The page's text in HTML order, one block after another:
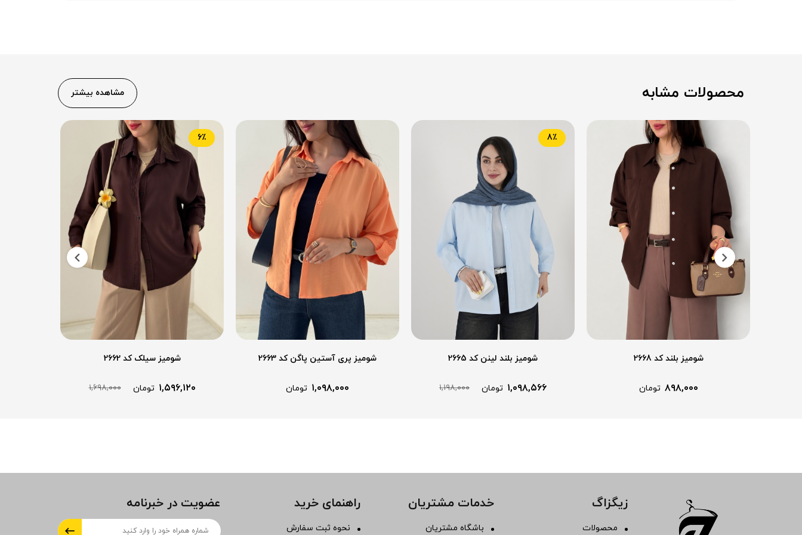
محصولات مشابه مشاهده بیشتر
شومیز بلند کد 2668
۸۹۸,۰۰۰ تومان
شومیز بلند لینن کد 2665
۱,۰۹۸,۵۶۶ تومان ۱,۱۹۸,۰۰۰
8٪
شومیز پری آستین پاگن کد 2663
۱,۰۹۸,۰۰۰ تومان
شومیز سیلک کد 2662
۱,۵۹۶,۱۲۰ تومان ۱,۶۹۸,۰۰۰
6٪
زیگزاگ
محصولات
خدمات مشتریان
باشگاه مشتریان
راهنمای خرید
نحوه ثبت سفارش
عضویت در خبرنامه